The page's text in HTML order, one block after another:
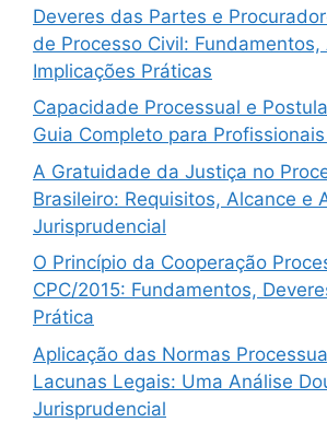
Deveres das Partes e
de Processo Civil: Fundamentos,
Implicações Práticas
Capacidade Processual e
Guia Completo para
A Gratuidade da Justiça no
Brasileiro: Requisitos, Alcance e
Jurisprudencial
O Princípio da Cooperação
CPC/2015: Fundamentos,
Prática
Aplicação das Normas
Lacunas Legais: Uma Análise
Jurisprudencial